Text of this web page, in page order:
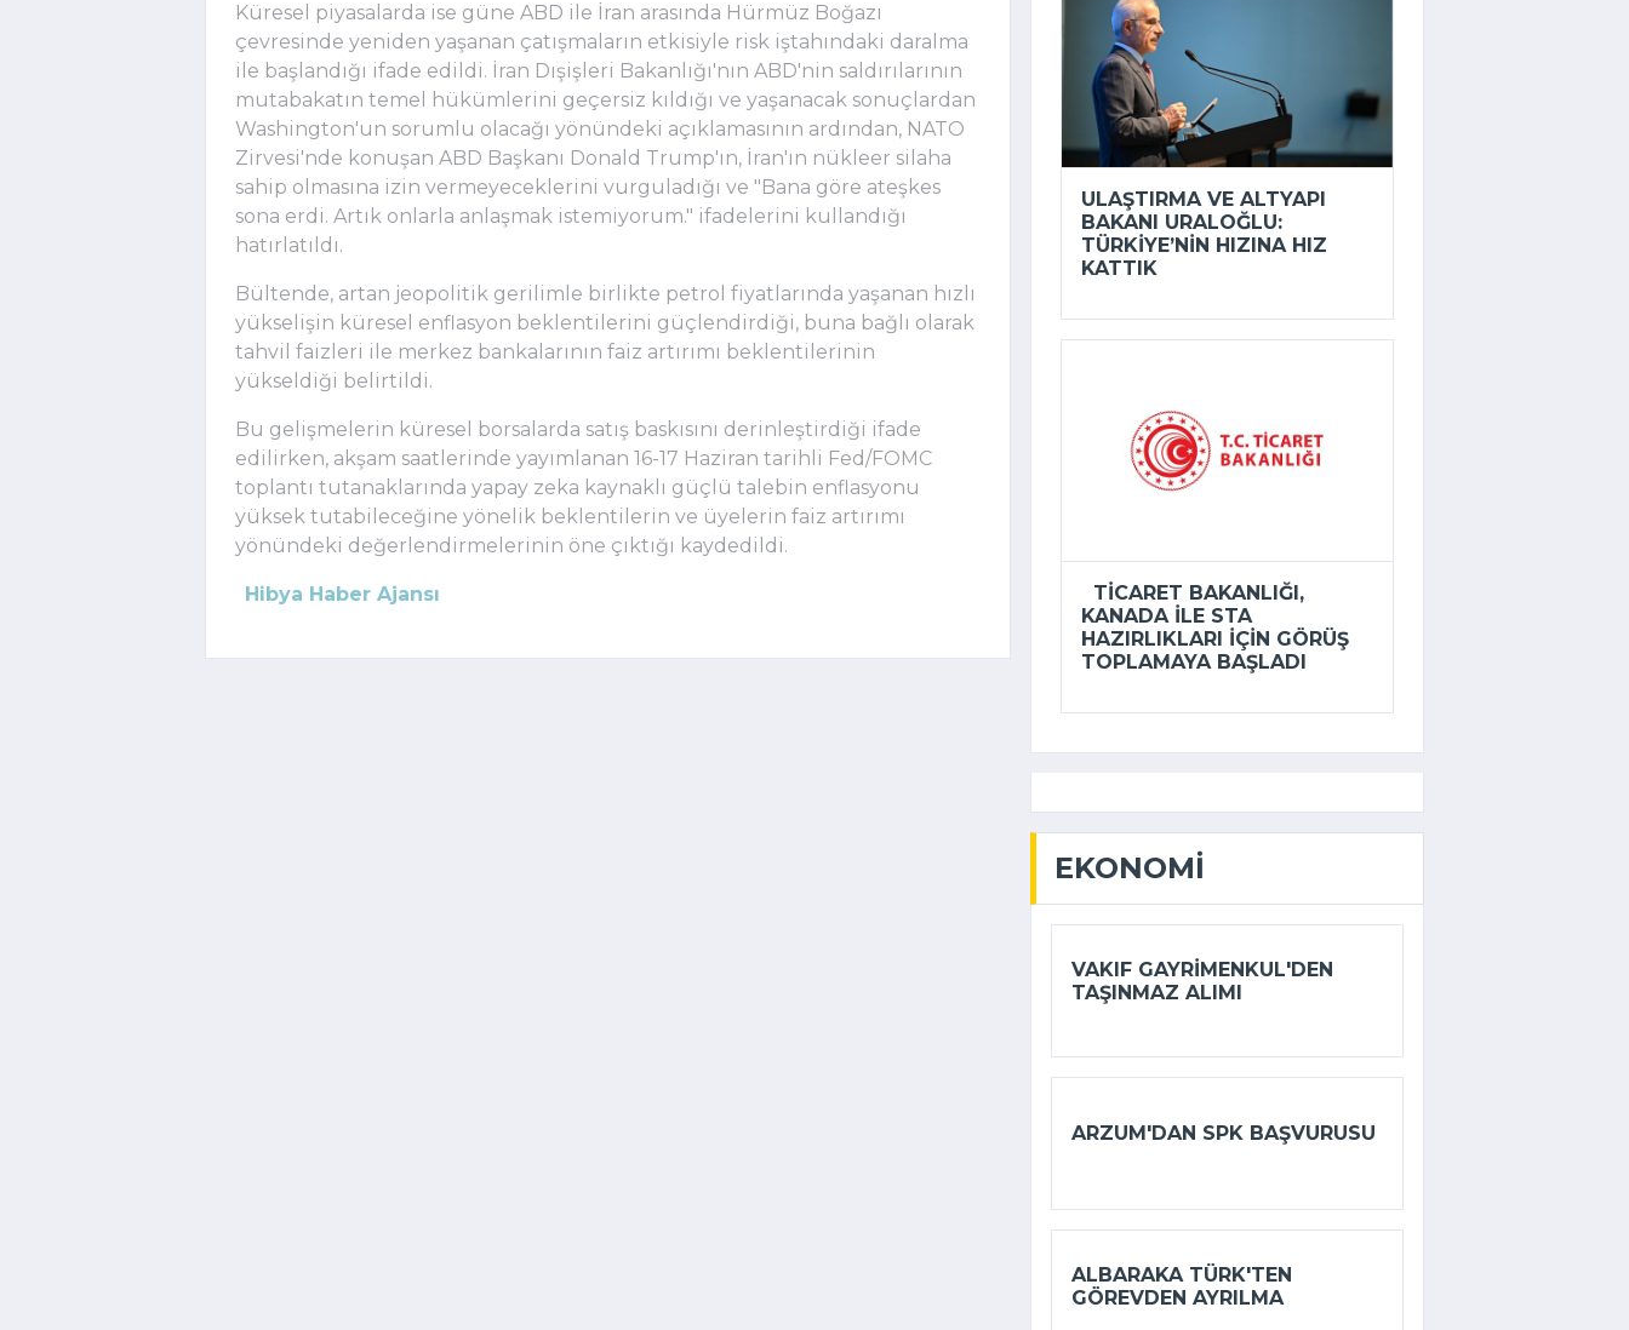
Küresel piyasalarda ise güne ABD ile İran arasında Hürmüz Boğazı
çevresinde yeniden yaşanan çatışmaların etkisiyle risk iştahındaki daralma
ile başlandığı ifade edildi. İran Dışişleri Bakanlığı'nın ABD'nin saldırılarının
mutabakatın temel hükümlerini geçersiz kıldığı ve yaşanacak sonuçlardan
Washington'un sorumlu olacağı yönündeki açıklamasının ardından, NATO
Zirvesi'nde konuşan ABD Başkanı Donald Trump'ın, İran'ın nükleer silaha
sahip olmasına izin vermeyeceklerini vurguladığı ve "Bana göre ateşkes
sona erdi. Artık onlarla anlaşmak istemiyorum." ifadelerini kullandığı
hatırlatıldı.
Bültende, artan jeopolitik gerilimle birlikte petrol fiyatlarında yaşanan hızlı
yükselişin küresel enflasyon beklentilerini güçlendirdiği, buna bağlı olarak
tahvil faizleri ile merkez bankalarının faiz artırımı beklentilerinin
yükseldiği belirtildi.
Bu gelişmelerin küresel borsalarda satış baskısını derinleştirdiği ifade
edilirken, akşam saatlerinde yayımlanan 16-17 Haziran tarihli Fed/FOMC
toplantı tutanaklarında yapay zeka kaynaklı güçlü talebin enflasyonu
yüksek tutabileceğine yönelik beklentilerin ve üyelerin faiz artırımı
yönündeki değerlendirmelerinin öne çıktığı kaydedildi.
Hibya Haber Ajansı
ULAŞTIRMA VE ALTYAPI
BAKANI URALOĞLU:
TÜRKIYE’NIN HIZINA HIZ
KATTIK
TICARET BAKANLIĞI,
KANADA ILE STA
HAZIRLIKLARI IÇIN GÖRÜŞ
TOPLAMAYA BAŞLADI
EKONOMI
VAKIF GAYRIMENKUL'DEN
TAŞINMAZ ALIMI
ARZUM'DAN SPK BAŞVURUSU
ALBARAKA TÜRK'TEN
GÖREVDEN AYRILMA